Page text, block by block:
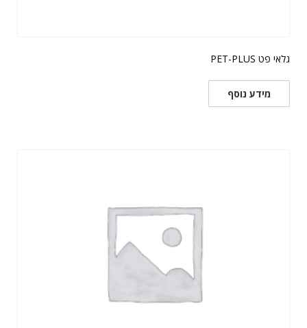
גלאי פט PET-PLUS
מידע נוסף